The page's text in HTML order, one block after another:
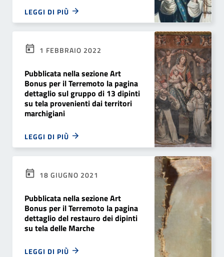
LEGGI DI PIÙ
1 FEBBRAIO 2022
Pubblicata nella sezione Art
Bonus per il Terremoto la pagina
dettaglio sul gruppo di 13 dipinti
su tela provenienti dai territori
marchigiani
LEGGI DI PIÙ
18 GIUGNO 2021
Pubblicata nella sezione Art
Bonus per il Terremoto la pagina
dettaglio del restauro dei dipinti
su tela delle Marche
LEGGI DI PIÙ